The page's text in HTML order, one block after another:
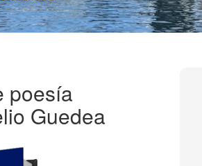
poesía
Guedea